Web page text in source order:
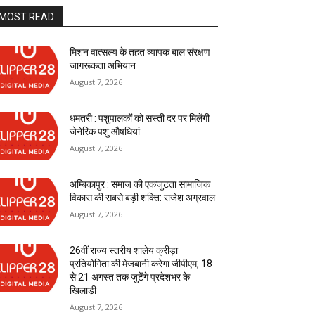
READ
मिशन वात्सल्य के तहत व्यापक बाल संरक्षण
जागरूकता अभियान
August 7, 2026
धमतरी : पशुपालकों को सस्ती दर पर मिलेंगी
जेनेरिक पशु औषधियां
August 7, 2026
अम्बिकापुर : समाज की एकजुटता सामाजिक
विकास की सबसे बड़ी शक्ति: राजेश अग्रवाल
August 7, 2026
26वीं राज्य स्तरीय शालेय क्रीड़ा
प्रतियोगिता की मेजबानी करेगा जीपीएम, 18
से 21 अगस्त तक जुटेंगे प्रदेशभर के
खिलाड़ी
August 7, 2026